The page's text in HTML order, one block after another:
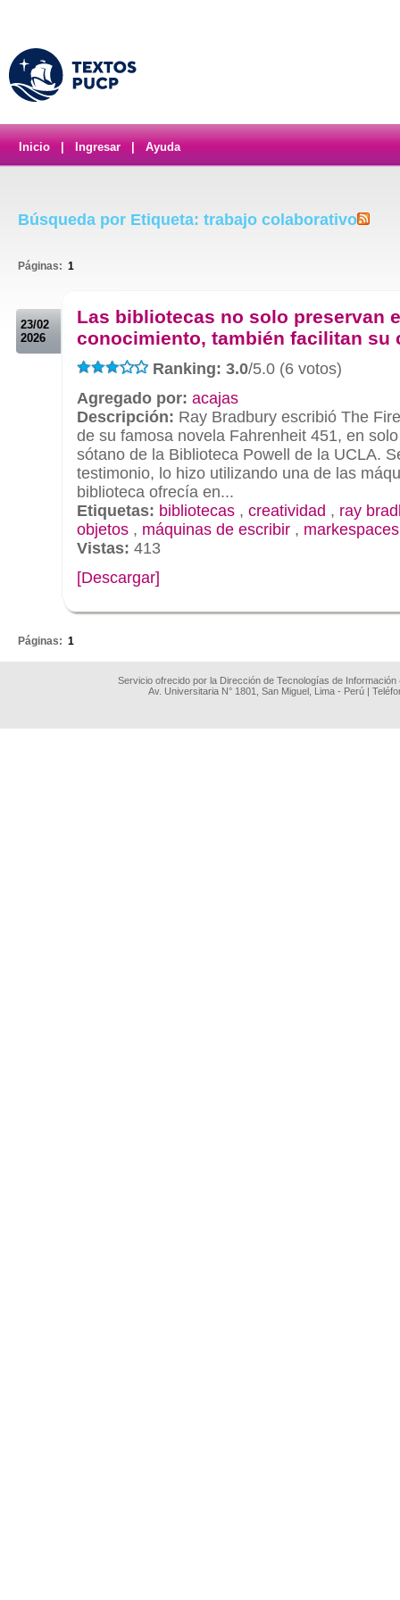
Inicio Ingresar Ayuda
Búsqueda por Etiqueta: trabajo colaborativo
Páginas: 1
23/02
2026
Las bibliotecas no solo preservan
conocimiento, también facilitan su
Ranking: 3.0/5.0 (6 votos)
Agregado por: acajas
Descripción: Ray Bradbury escribió The
de su famosa novela Fahrenheit 451, en
sótano de la Biblioteca Powell de la UCLA.
testimonio, lo hizo utilizando una de las
biblioteca ofrecía en...
Etiquetas: bibliotecas , creatividad , ray
objetos , máquinas de escribir , markespaces
Vistas: 413
[Descargar]
Páginas: 1
Servicio ofrecido por la Dirección de Tecnologías de
Av. Universitaria N° 1801, San Miguel, Lima - Perú |